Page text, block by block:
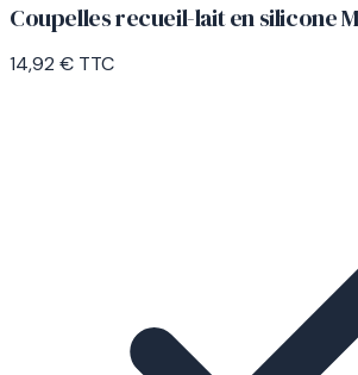
Coupelles recueil-lait en silicone
14,92 € TTC